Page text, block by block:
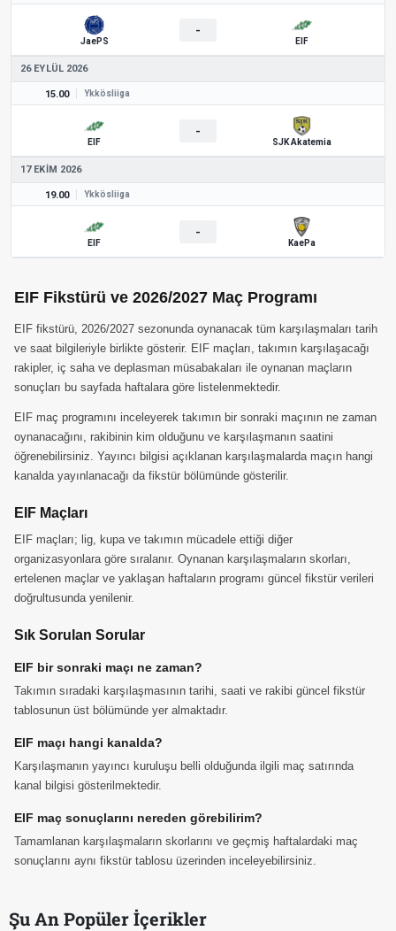
JaePS
-
EIF
26 EYLÜL 2026
15.00 Ykkösliiga
EIF
-
SJK Akatemia
17 EKIM 2026
19.00 Ykkösliiga
EIF
-
KaePa
EIF Fikstürü ve 2026/2027 Maç Programı
EIF fikstürü, 2026/2027 sezonunda oynanacak tüm karşılaşmaları tarih
ve saat bilgileriyle birlikte gösterir. EIF maçları, takımın karşılaşacağı
rakipler, iç saha ve deplasman müsabakaları ile oynanan maçların
sonuçları bu sayfada haftalara göre listelenmektedir.
EIF maç programını inceleyerek takımın bir sonraki maçının ne zaman
oynanacağını, rakibinin kim olduğunu ve karşılaşmanın saatini
öğrenebilirsiniz. Yayıncı bilgisi açıklanan karşılaşmalarda maçın hangi
kanalda yayınlanacağı da fikstür bölümünde gösterilir.
EIF Maçları
EIF maçları; lig, kupa ve takımın mücadele ettiği diğer
organizasyonlara göre sıralanır. Oynanan karşılaşmaların skorları,
ertelenen maçlar ve yaklaşan haftaların programı güncel fikstür verileri
doğrultusunda yenilenir.
Sık Sorulan Sorular
EIF bir sonraki maçı ne zaman?
Takımın sıradaki karşılaşmasının tarihi, saati ve rakibi güncel fikstür
tablosunun üst bölümünde yer almaktadır.
EIF maçı hangi kanalda?
Karşılaşmanın yayıncı kuruluşu belli olduğunda ilgili maç satırında
kanal bilgisi gösterilmektedir.
EIF maç sonuçlarını nereden görebilirim?
Tamamlanan karşılaşmaların skorlarını ve geçmiş haftalardaki maç
sonuçlarını aynı fikstür tablosu üzerinden inceleyebilirsiniz.
Şu An Popüler İçerikler